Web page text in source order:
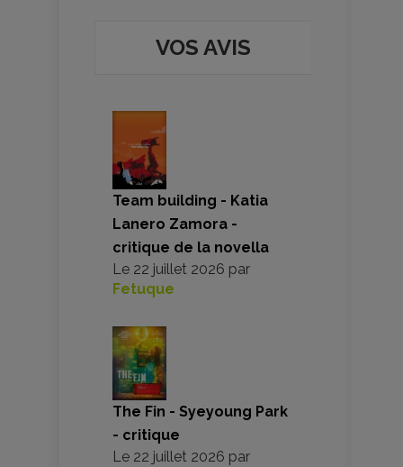
VOS AVIS
Team building - Katia
Lanero Zamora -
critique de la novella
Le 22 juillet 2026 par
Fetuque
The Fin - Syeyoung Park
- critique
Le 22 juillet 2026 par